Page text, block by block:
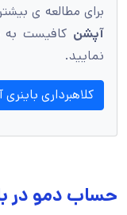
برای مطالعه ی
آپشن کافیست به
نمایید.
کلاهبرداری
حساب دمو در